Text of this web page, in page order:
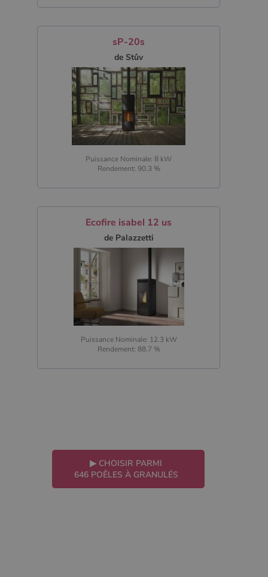
sP-20s
de Stûv
Puissance Nominale: 8 kW
Rendement: 90.3 %
Ecofire isabel 12 us
de Palazzetti
Puissance Nominale: 12.3 kW
Rendement: 88.7 %
▶ CHOISIR PARMI
646 POÊLES À GRANULÉS